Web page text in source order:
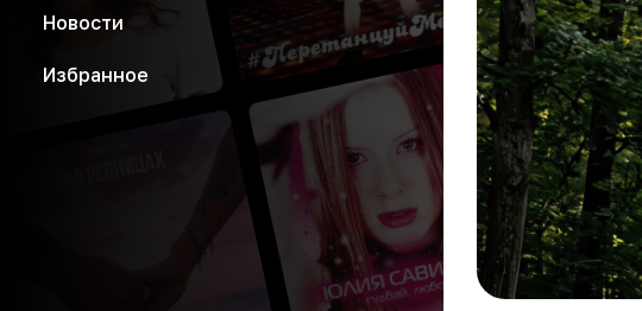
Новости
Избранное